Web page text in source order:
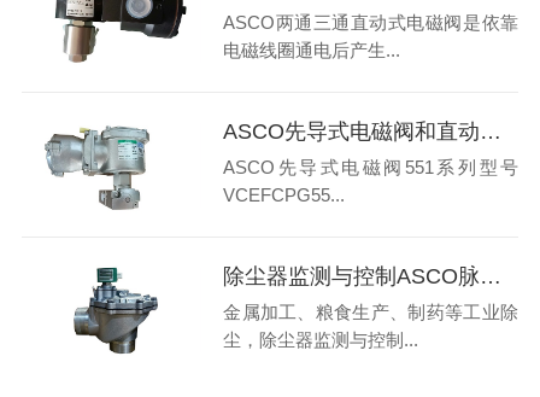
ASCO两通三通直动式电磁阀是依靠
电磁线圈通电后产生...
ASCO先导式电磁阀和直动式电磁阀工作原理是什么
ASCO先导式电磁阀551系列型号
VCEFCPG55...
除尘器监测与控制ASCO脉冲阀-粉尘监测仪有哪些特点
金属加工、粮食生产、制药等工业除
尘，除尘器监测与控制...